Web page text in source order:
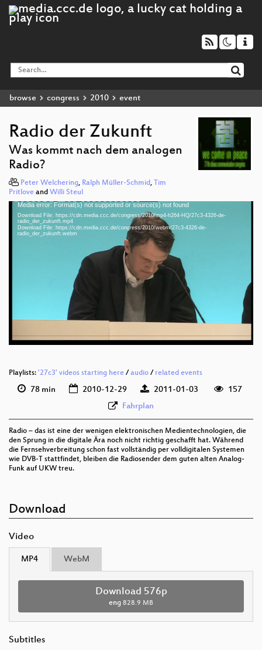
browse congress 2010 event
Radio der Zukunft
Was kommt nach dem analogen
Radio?
Peter Welchering, Ralph Müller-Schmid, Tim
Pritlove and Willi Steul
Video
Player
Media error: Format(s) not supported or source(s) not found
Download File: https://cdn.media.ccc.de/congress/2010/mp4-h264-HQ/27c3-4326-de-
radio_der_zukunft.mp4
Download File: https://cdn.media.ccc.de/congress/2010/webm/27c3-4326-de-
radio_der_zukunft.webm
eng 576p (mp4)
eng 576p (webm)
Playlists: '27c3' videos starting here /audio / related events
78 min 2010-12-29 2011-01-03
157
Fahrplan
Radio – das ist eine der wenigen elektronischen Medientechnologien, die
den Sprung in die digitale Ära noch nicht richtig geschafft hat. Während
die Fernsehverbreitung schon fast vollständig per volldigitalen Systemen
wie DVB-T stattfindet, bleiben die Radiosender dem guten alten Analog-
Funk auf UKW treu.
Download
Video
MP4 WebM
Download 576p
eng 828.9 MB
Subtitles